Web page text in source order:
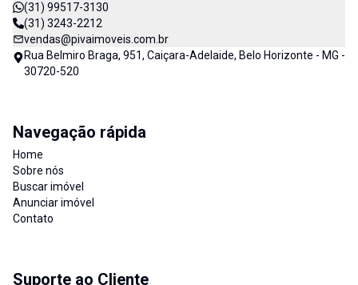
(31) 99517-3130
(31) 3243-2212
vendas@pivaimoveis.com.br
Rua Belmiro Braga, 951, Caiçara-Adelaide, Belo Horizonte - MG -
30720-520
Navegação rápida
Home
Sobre nós
Buscar imóvel
Anunciar imóvel
Contato
Suporte ao Cliente